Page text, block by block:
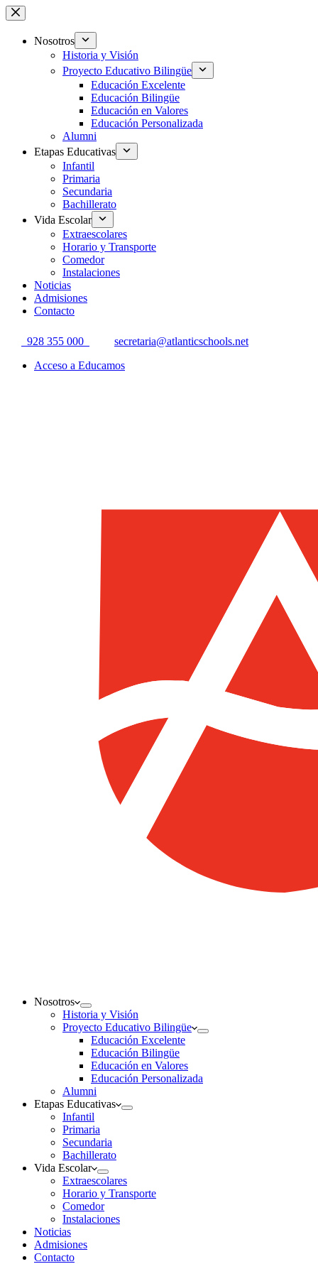
Saltar
al
contenidoNosotros
Historia y Visión
Proyecto Educativo Bilingüe
Educación Excelente
Educación Bilingüe
Educación en Valores
Educación Personalizada
Alumni
Etapas Educativas
Infantil
Primaria
Secundaria
Bachillerato
Vida Escolar
Extraescolares
Horario y Transporte
Comedor
Instalaciones
Noticias
Admisiones
Contacto
928 355 000
secretaria@atlanticschools.net
Acceso a Educamos
Nosotros
Historia y Visión
Proyecto Educativo Bilingüe
Educación Excelente
Educación Bilingüe
Educación en Valores
Educación Personalizada
Alumni
Etapas Educativas
Infantil
Primaria
Secundaria
Bachillerato
Vida Escolar
Extraescolares
Horario y Transporte
Comedor
Instalaciones
Noticias
Admisiones
Contacto